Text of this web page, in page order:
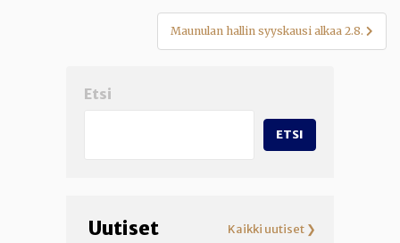
Maunulan hallin syyskausi alkaa 2.8.
Etsi
ETSI
Uutiset Kaikki uutiset ❯